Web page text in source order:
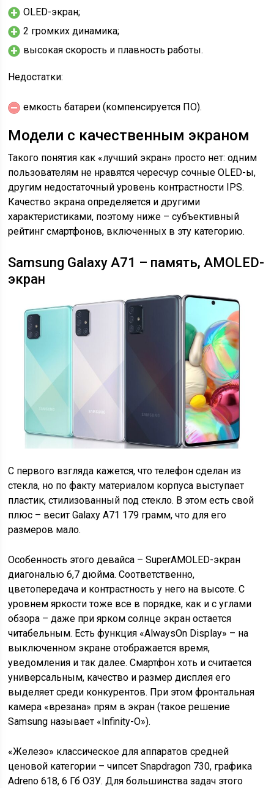
OLED-экран;
2 громких динамика;
высокая скорость и плавность работы.
Недостатки:
емкость батареи (компенсируется ПО).
Модели с качественным экраном
Такого понятия как «лучший экран» просто нет: одним
пользователям не нравятся чересчур сочные OLED-ы,
другим недостаточный уровень контрастности IPS.
Качество экрана определяется и другими
характеристиками, поэтому ниже – субъективный
рейтинг смартфонов, включенных в эту категорию.
Samsung Galaxy A71 – память, AMOLED-
экран
С первого взгляда кажется, что телефон сделан из
стекла, но по факту материалом корпуса выступает
пластик, стилизованный под стекло. В этом есть свой
плюс – весит Galaxy A71 179 грамм, что для его
размеров мало.
Особенность этого девайса – SuperAMOLED-экран
диагональю 6,7 дюйма. Соответственно,
цветопередача и контрастность у него на высоте. С
уровнем яркости тоже все в порядке, как и с углами
обзора – даже при ярком солнце экран остается
читабельным. Есть функция «AlwaysOn Display» – на
выключенном экране отображается время,
уведомления и так далее. Смартфон хоть и считается
универсальным, качество и размер дисплея его
выделяет среди конкурентов. При этом фронтальная
камера «врезана» прям в экран (такое решение
Samsung называет «Infinity-O»).
«Железо» классическое для аппаратов средней
ценовой категории – чипсет Snapdragon 730, графика
Adreno 618, 6 Гб ОЗУ. Для большинства задач этого